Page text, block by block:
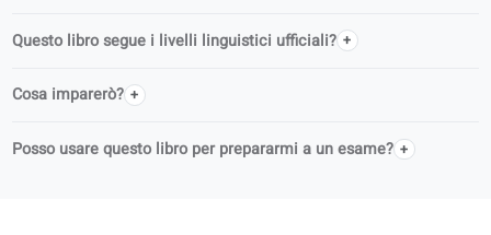
Posso usare questo libro da solo o in classe?
L’audio è incluso?
Come posso accedere agli audio e agli esercizi digitali?